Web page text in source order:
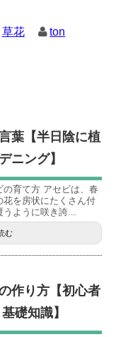
草花 ton
葉【半日陰に植
ニング】
育て方 アセビは、春
花を房状にたくさん付
うように咲き誇...
む
作り方【初心者
礎知識】